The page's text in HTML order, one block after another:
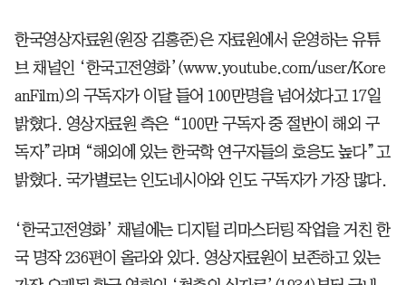
한국영상자료원(원장 김홍준)은 자료원에서 운영하는 유튜
브 채널인 ‘한국고전영화’(www.youtube.com/user/Kore
anFilm)의 구독자가 이달 들어 100만명을 넘어섰다고 17일
밝혔다. 영상자료원 측은 “100만 구독자 중 절반이 해외 구
독자”라며 “해외에 있는 한국학 연구자들의 호응도 높다”고
밝혔다. 국가별로는 인도네시아와 인도 구독자가 가장 많다.
‘한국고전영화’ 채널에는 디지털 리마스터링 작업을 거친 한
국 명작 236편이 올라와 있다. 영상자료원이 보존하고 있는